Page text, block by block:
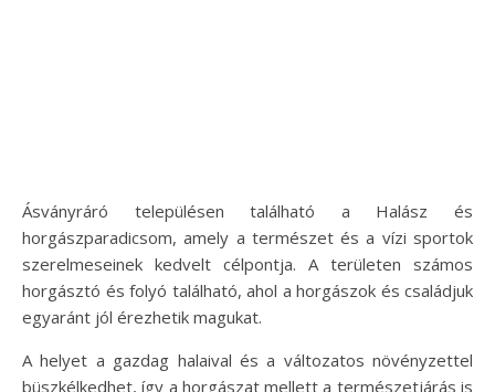
Ásványráró településen található a Halász és
horgászparadicsom, amely a természet és a vízi sportok
szerelmeseinek kedvelt célpontja. A területen számos
horgásztó és folyó található, ahol a horgászok és családjuk
egyaránt jól érezhetik magukat.
A helyet a gazdag halaival és a változatos növényzettel
büszkélkedhet, így a horgászat mellett a természetjárás is